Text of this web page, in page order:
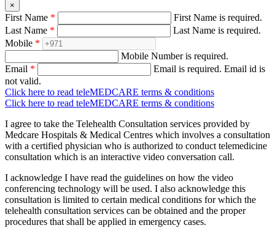
×
First Name *
First Name is required.
Last Name *
Last Name is required.
Mobile *
Mobile Number is required.
Email * Email is required. Email id is
not valid.
Click here to read teleMEDCARE terms & conditions
Click here to read teleMEDCARE terms & conditions
I agree to take the Telehealth Consultation services provided by
Medcare Hospitals & Medical Centres which involves a consultation
with a certified physician who is authorized to conduct telemedicine
consultation which is an interactive video conversation call.
I acknowledge I have read the guidelines on how the video
conferencing technology will be used. I also acknowledge this
consultation is limited to certain medical conditions for which the
telehealth consultation services can be obtained and the proper
procedures that shall be applied in emergency cases.